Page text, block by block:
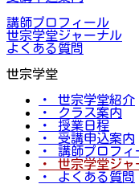
講師プロフィール
世宗学堂ジャーナル
よくある質問
世宗学堂
・ 世宗学堂紹介
・ クラス案内
・ 授業日程
・ 受講申込案内
・ 講師プロフィ
・ 世宗学堂ジャ
・ よくある質問